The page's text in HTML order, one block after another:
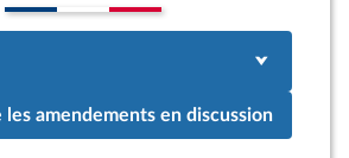
les amendements en discussion